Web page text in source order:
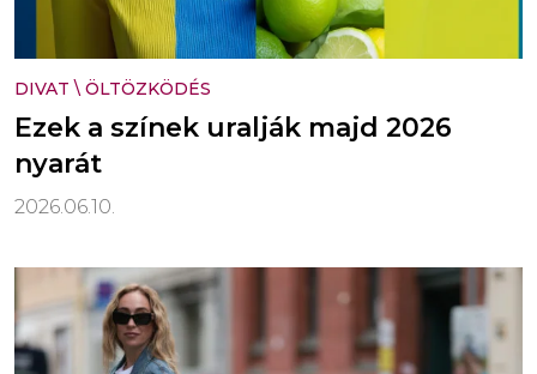
DIVAT \ ÖLTÖZKÖDÉS
Ezek a színek uralják majd 2026
nyarát
2026.06.10.